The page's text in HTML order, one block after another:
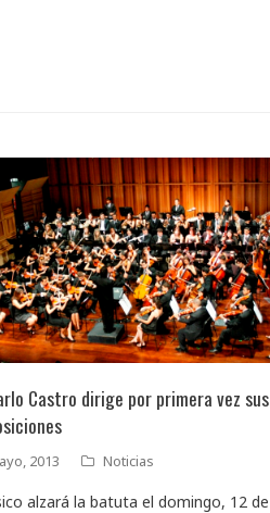
Castro dirige por primera vez sus
2013 Noticias
alzará la batuta el domingo, 12 de